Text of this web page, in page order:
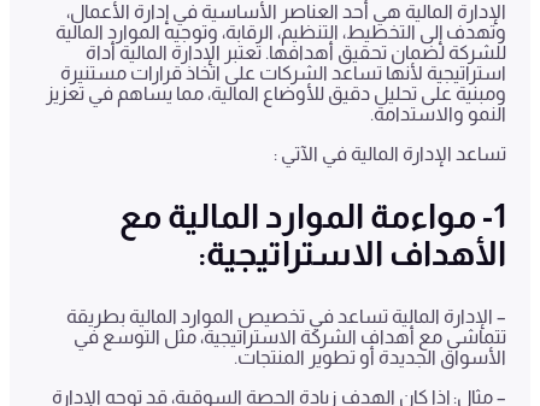
الإدارة المالية هي أحد العناصر الأساسية في إدارة الأعمال،
وتهدف إلى التخطيط، التنظيم، الرقابة، وتوجيه الموارد المالية
للشركة لضمان تحقيق أهدافها. تعتبر الإدارة المالية أداة
استراتيجية لأنها تساعد الشركات على اتخاذ قرارات مستنيرة
ومبنية على تحليل دقيق للأوضاع المالية، مما يساهم في تعزيز
النمو والاستدامة.
تساعد الإدارة المالية في الآتي :
1- مواءمة الموارد المالية مع
الأهداف الاستراتيجية:
– الإدارة المالية تساعد في تخصيص الموارد المالية بطريقة
تتماشى مع أهداف الشركة الاستراتيجية، مثل التوسع في
الأسواق الجديدة أو تطوير المنتجات.
– مثال: إذا كان الهدف زيادة الحصة السوقية، قد توجه الإدارة